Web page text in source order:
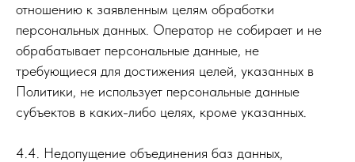
отношению к заявленным целям обработки
персональных данных. Оператор не собирает и не
обрабатывает персональные данные, не
требующиеся для достижения целей, указанных в
Политики, не использует персональные данные
субъектов в каких-либо целях, кроме указанных.
4.4. Недопущение объединения баз данных,